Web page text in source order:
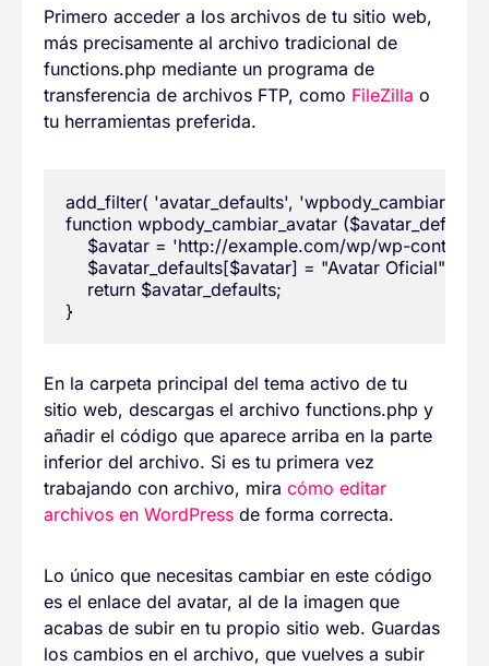
Primero acceder a los archivos de tu sitio web,
más precisamente al archivo tradicional de
functions.php mediante un programa de
transferencia de archivos FTP, como FileZillao
tu herramientas preferida.
add_filter( 'avatar_defaults',
function wpbody_cambiar_avatar
$avatar = 'http://example.com/wp/wp-
    $avatar_defaults[$avatar] = "Avatar Oficial";
    return $avatar_defaults;
En la carpeta principal del tema activo de tu
sitio web, descargas el archivo functions.php y
añadir el código que aparece arriba en la parte
inferior del archivo. Si es tu primera vez
trabajando con archivo, miracómo editar
archivos en WordPress de forma correcta.
Lo único que necesitas cambiar en este código
es el enlace del avatar, al de la imagen que
acabas de subir en tu propio sitio web. Guardas
los cambios en el archivo, que vuelves a subir